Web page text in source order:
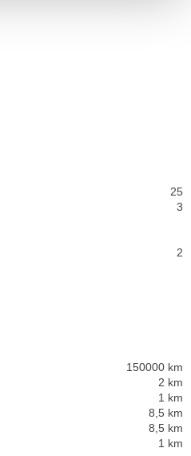
25
3
2
150000 km
2 km
1 km
8,5 km
8,5 km
1 km